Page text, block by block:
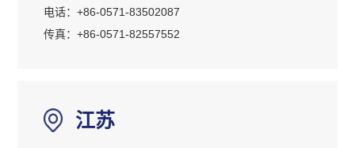
电话：+86-0571-83502087
传真：+86-0571-82557552
江苏